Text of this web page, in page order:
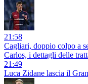
21:58
Cagliari, doppio colpo a
Carlos, i dettagli delle
21:49
Luca Zidane lascia il